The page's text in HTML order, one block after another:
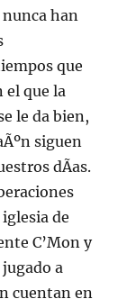
nunca han
que
el que la
le da bien,
siguen
dÃ­as.
de
C’Mon y
a
cuentan en